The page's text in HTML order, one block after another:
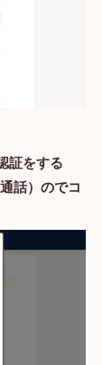
証をする
話）のでコ